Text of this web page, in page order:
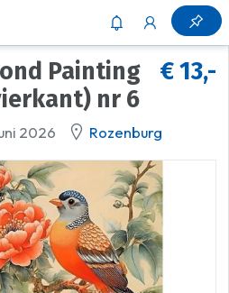
€ 13,-
nr 6
2026 Rozenburg